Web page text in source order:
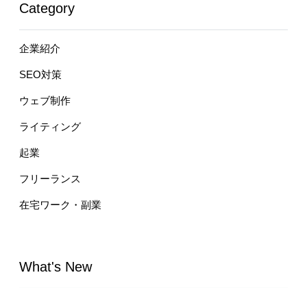
Category
企業紹介
SEO対策
ウェブ制作
ライティング
起業
フリーランス
在宅ワーク・副業
What's New